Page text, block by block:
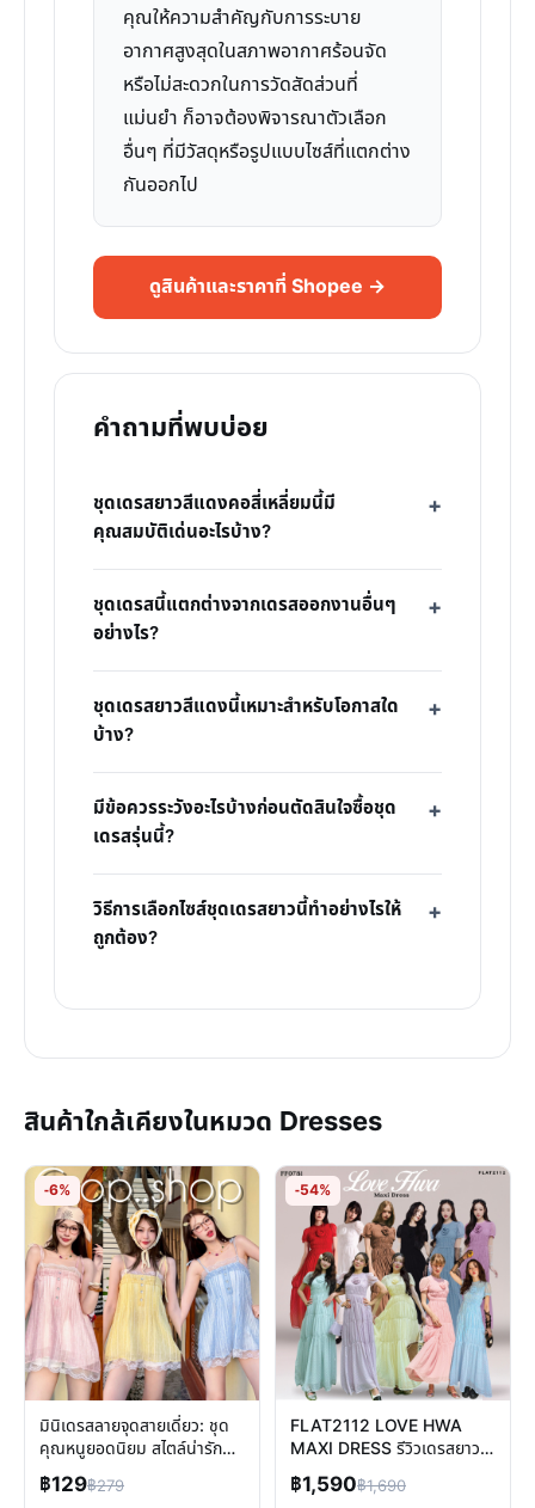
คุณให้ความสำคัญกับการระบาย
อากาศสูงสุดในสภาพอากาศร้อนจัด
หรือไม่สะดวกในการวัดสัดส่วนที่
แม่นยำ ก็อาจต้องพิจารณาตัวเลือก
อื่นๆ ที่มีวัสดุหรือรูปแบบไซส์ที่แตกต่าง
กันออกไป
ดูสินค้าและราคาที่ Shopee →
คำถามที่พบบ่อย
ชุดเดรสยาวสีแดงคอสี่เหลี่ยมนี้มี
คุณสมบัติเด่นอะไรบ้าง?
ชุดเดรสนี้แตกต่างจากเดรสออกงานอื่นๆ
อย่างไร?
ชุดเดรสยาวสีแดงนี้เหมาะสำหรับโอกาสใด
บ้าง?
มีข้อควรระวังอะไรบ้างก่อนตัดสินใจซื้อชุด
เดรสรุ่นนี้?
วิธีการเลือกไซส์ชุดเดรสยาวนี้ทำอย่างไรให้
ถูกต้อง?
สินค้าใกล้เคียงในหมวด Dresses
-6%
มินิเดรสลายจุดสายเดี่ยว: ชุด
คุณหนูยอดนิยม สไตล์น่ารัก
ละมุน
฿129฿279
-54%
FLAT2112 LOVE HWA
MAXI DRESS รีวิวเดรสยาว
ผ้าชีฟอง ชุดออกงานหรู
฿1,590฿1,690